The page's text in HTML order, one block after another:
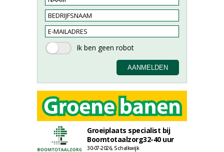
Groeiplaats specialist bij
Boomtotaalzorg32-40 uur
30-07-2026, Schalkwijk